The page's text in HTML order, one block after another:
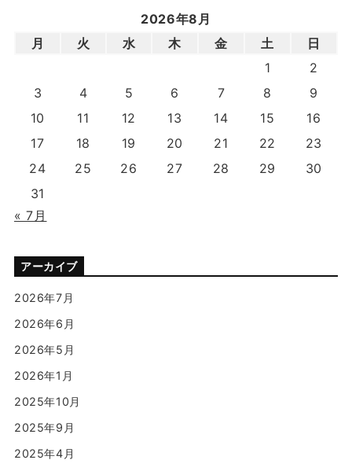
2026年8月
月
火 水 木 金 土
日
1
2
3
4 5 6 7 8
9
10
11 12 13 14 15
16
17
18 19 20 21 22
23
24
25 26 27 28 29
30
31
« 7月
アーカイブ
2026年7月
2026年6月
2026年5月
2026年1月
2025年10月
2025年9月
2025年4月